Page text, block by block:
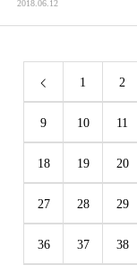
2018.06.12
1 2
9 10 11
18 19 20
27 28 29
36 37 38